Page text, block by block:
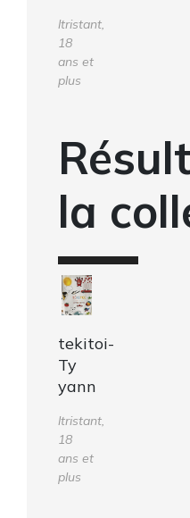
ltristant,
18
ans et
plus
la
tekitoi-
Ty
yann
ltristant,
18
ans et
plus